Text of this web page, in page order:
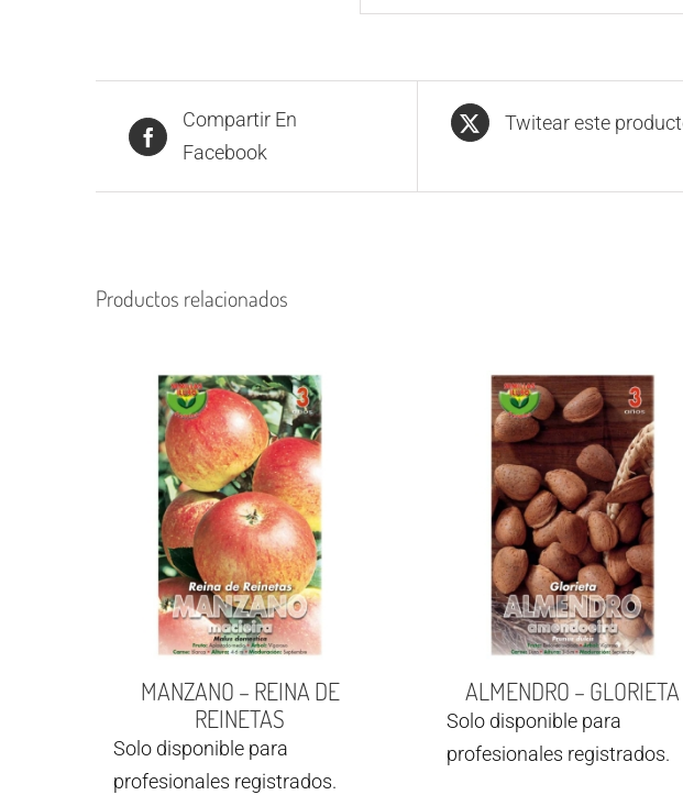
Compartir En
Facebook
Twitear este
Productos relacionados
MANZANO – REINA DE
REINETAS
Solo disponible para
profesionales registrados.
ALMENDRO – GLORIETA
Solo disponible para
profesionales registrados.